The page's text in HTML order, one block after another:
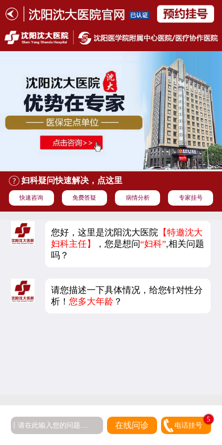
妇科疑问快速解决，点这里
快速咨询 免费答疑 病情分析 专家挂号
您好，这里是沈阳沈大医院【特邀沈大
妇科主任】
，您是想问“妇科”,相关问题
吗？
请您描述一下具体情况，给您针对性分
析！ 您多大年龄 ？
在线问诊 电话挂号
5